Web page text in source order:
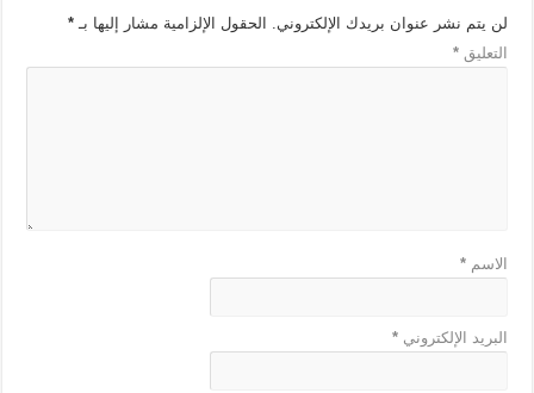
لن يتم نشر عنوان بريدك الإلكتروني. الحقول الإلزامية مشار إليها بـ*
التعليق*
الاسم*
البريد الإلكتروني*